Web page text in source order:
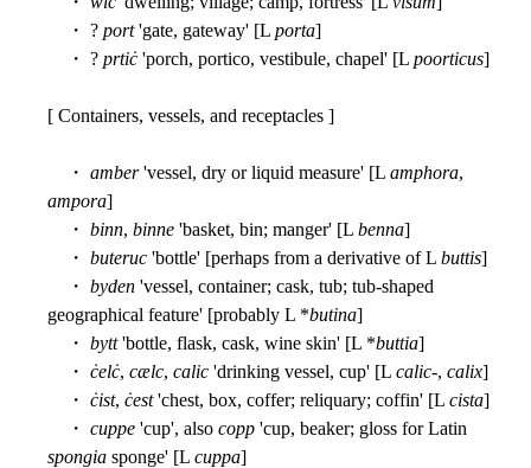
・ ? port'gate, gateway' [L porta]
・ ? prtiċ 'porch, portico, vestibule, chapel' [L poorticus]
[ Containers, vessels, and receptacles ]
・ amber'vessel, dry or liquid measure' [L amphora,
ampora]
・ binn, binne 'basket, bin; manger' [L benna]
・ buteruc 'bottle' [perhaps from a derivative of L buttis]
・ byden 'vessel, container; cask, tub; tub-shaped
geographical feature' [probably L *butina]
・ bytt'bottle, flask, cask, wine skin' [L *buttia]
・ ċelċ, cælc, calic 'drinking vessel, cup' [L calic-, calix]
・ ċist, ċest'chest, box, coffer; reliquary; coffin' [L cista]
・ cuppe 'cup', also copp 'cup, beaker; gloss for Latin
spongia sponge' [L cuppa]